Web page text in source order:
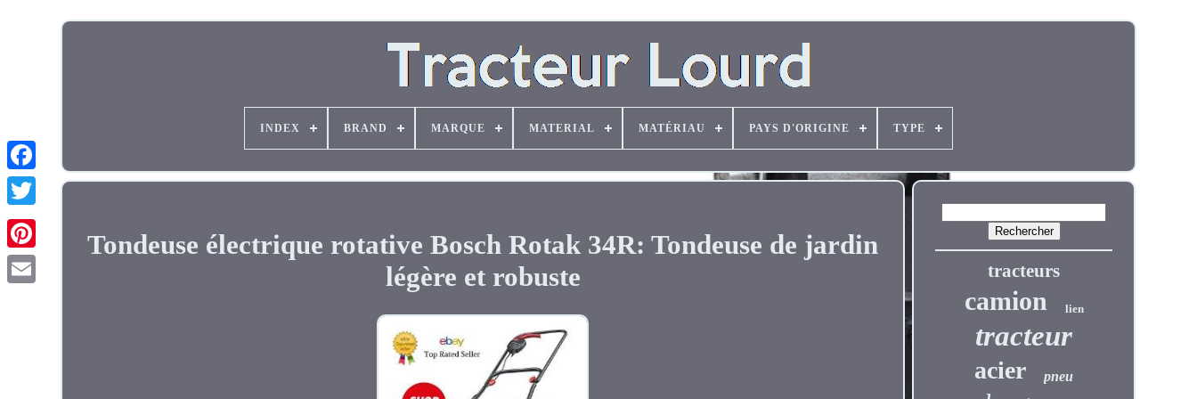
INDEX BRAND MARQUE MATERIAL MATÉRIAU PAYS D'ORIGINE TYPE
Tondeuse électrique rotative Bosch Rotak 34R: Tondeuse de jardin
légère et robuste
tracteurs
camion lien
tracteur
acier pneu